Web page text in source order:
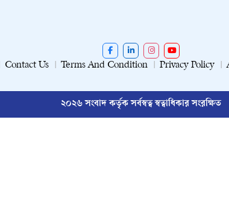
Contact Us Terms And Condition Privacy Policy
২০২৬ সংবাদ কর্তৃক সর্বস্বত্ব স্বত্বাধিকার সংরক্ষিত